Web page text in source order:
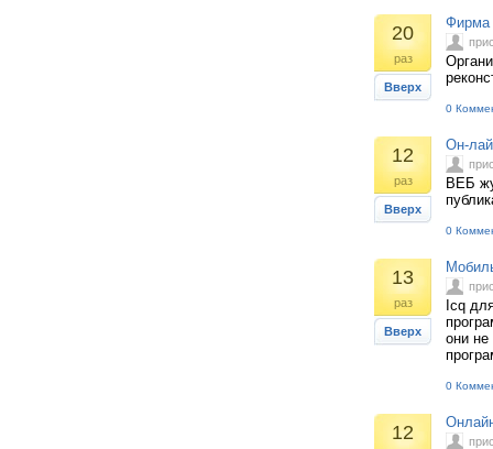
20
раз
Вверх
Фирма
0
12
раз
Вверх
Он-
ВЕБ
0
13
раз
Вверх
Icq
они не
0
12